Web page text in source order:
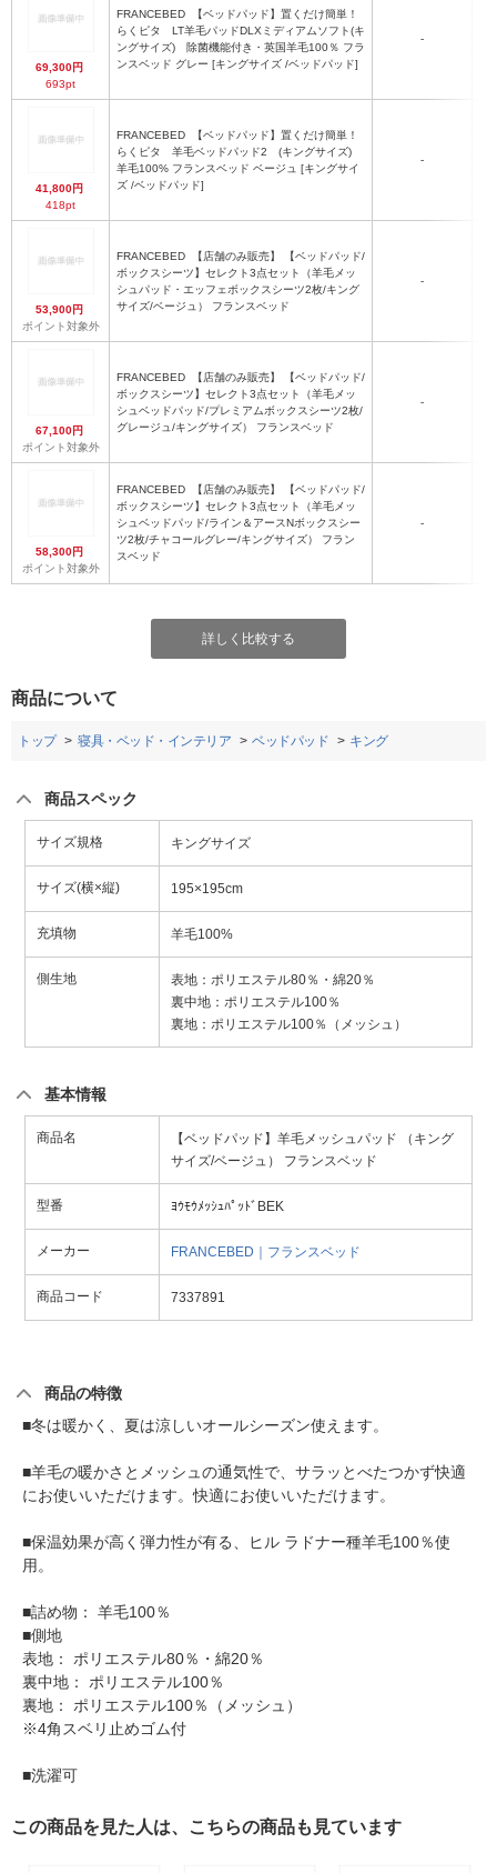
69,300円
693pt
FRANCEBED
らくピタ LT羊毛パッドDLXミディアムソフト(キ
ングサイズ) 除菌機能付き・英国羊毛100％ フラ
ンスベッド グレー [キングサイズ /ベッドパッド]
-
41,800円
418pt
FRANCEBED
らくピタ 羊毛ベッドパッド2 (キングサイズ)
羊毛100% フランスベッド ベージュ [キングサイ
ズ /ベッドパッド]
-
53,900円
ポイント対象外
FRANCEBED
ボックスシーツ】セレクト3点セット（羊毛メッ
シュパッド・エッフェボックスシーツ2枚/キング
サイズ/ベージュ） フランスベッド
-
67,100円
ポイント対象外
FRANCEBED
ボックスシーツ】セレクト3点セット（羊毛メッ
シュベッドパッド/プレミアムボックスシーツ2枚/
グレージュ/キングサイズ） フランスベッド
-
58,300円
ポイント対象外
FRANCEBED
ボックスシーツ】セレクト3点セット（羊毛メッ
シュベッドパッド/ライン＆アースNボックスシー
ツ2枚/チャコールグレー/キングサイズ） フラン
スベッド
-
詳しく比較する
商品について
トップ 寝具・ベッド・インテリア ベッドパッド キング
商品スペック
サイズ規格 キングサイズ
サイズ(横×縦) 195×195cm
充填物 羊毛100%
側生地
表地：ポリエステル80％・綿20％
裏中地：ポリエステル100％
裏地：ポリエステル100％（メッシュ）
基本情報
商品名
【ベッドパッド】羊毛メッシュパッド （キング
サイズ/ベージュ） フランスベッド
型番 ﾖｳﾓｳﾒｯｼｭﾊﾟｯﾄﾞBEK
メーカー FRANCEBED｜フランスベッド
商品コード 7337891
商品の特徴
■冬は暖かく、夏は涼しいオールシーズン使えます。
■羊毛の暖かさとメッシュの通気性で、サラッとべたつかず快適
にお使いいただけます。快適にお使いいただけます。
■保温効果が高く弾力性が有る、ヒル ラドナー種羊毛100％使
用。
■詰め物： 羊毛100％
■側地
表地： ポリエステル80％・綿20％
裏中地： ポリエステル100％
裏地： ポリエステル100％（メッシュ）
※4角スベリ止めゴム付
■洗濯可
この商品を見た人は、こちらの商品も見ています